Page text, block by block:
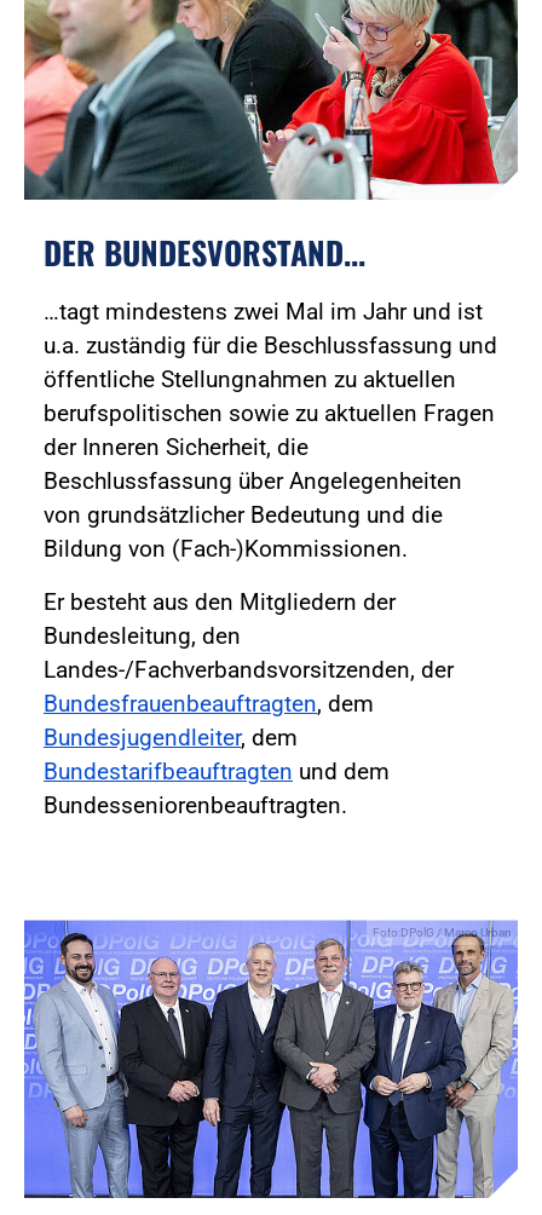
DER BUNDESVORSTAND...
…tagt mindestens zwei Mal im Jahr und ist
u.a. zuständig für die Beschlussfassung und
öffentliche Stellungnahmen zu aktuellen
berufspolitischen sowie zu aktuellen Fragen
der Inneren Sicherheit, die
Beschlussfassung über Angelegenheiten
von grundsätzlicher Bedeutung und die
Bildung von (Fach-)Kommissionen.
Er besteht aus den Mitgliedern der
Bundesleitung, den
Landes-/Fachverbandsvorsitzenden, der
Bundesfrauenbeauftragten, dem
Bundesjugendleiter, dem
Bundestarifbeauftragten und dem
Bundesseniorenbeauftragten.
Foto:DPolG / Marco Urban